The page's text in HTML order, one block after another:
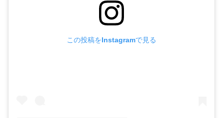
この投稿をInstagramで見る